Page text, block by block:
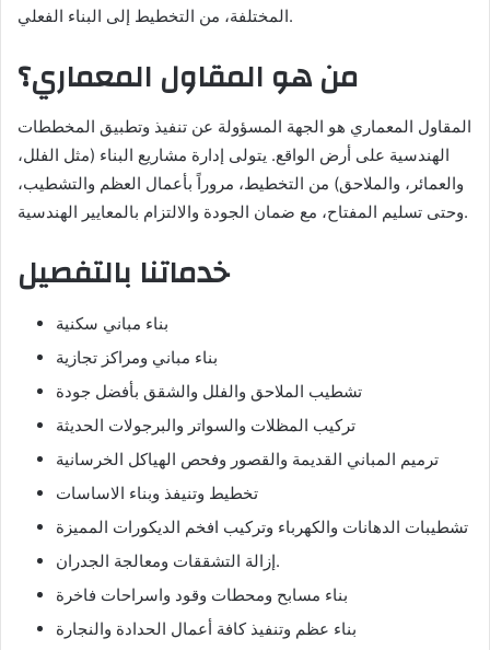
المختلفة، من التخطيط إلى البناء الفعلي.
من هو المقاول المعماري؟
المقاول المعماري هو الجهة المسؤولة عن تنفيذ وتطبيق المخططات
الهندسية على أرض الواقع. يتولى إدارة مشاريع البناء (مثل الفلل،
والعمائر، والملاحق) من التخطيط، مروراً بأعمال العظم والتشطيب،
وحتى تسليم المفتاح، مع ضمان الجودة والالتزام بالمعايير الهندسية.
خدماتنا بالتفصيل
بناء مباني سكنية
بناء مباني ومراكز تجازية
تشطيب الملاحق والفلل والشقق بأفضل جودة
تركيب المظلات والسواتر والبرجولات الحديثة
ترميم المباني القديمة والقصور وفحص الهياكل الخرسانية
تخطيط وتنيفذ وبناء الاساسات
تشطيبات الدهانات والكهرباء وتركيب افخم الديكورات المميزة
إزالة التشققات ومعالجة الجدران.
بناء مسابح ومحطات وقود واسراحات فاخرة
بناء عظم وتنفيذ كافة أعمال الحدادة والنجارة